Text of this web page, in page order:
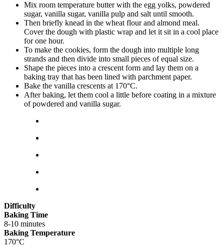
Mix room temperature butter with the egg yolks, powdered
sugar, vanilla sugar, vanilla pulp and salt until smooth.
Then briefly knead in the wheat flour and almond meal.
Cover the dough with plastic wrap and let it sit in a cool place
for one hour.
To make the cookies, form the dough into multiple long
strands and then divide into small pieces of equal size.
Shape the pieces into a crescent form and lay them on a
baking tray that has been lined with parchment paper.
Bake the vanilla crescents at 170°C.
After baking, let them cool a little before coating in a mixture
of powdered and vanilla sugar.
Difficulty
Baking Time
8-10 minutes
Baking Temperature
170°C